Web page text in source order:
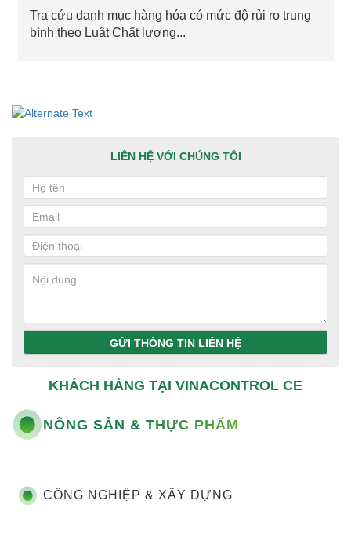
Tra cứu danh mục hàng hóa có mức độ rủi ro trung
bình theo Luật Chất lượng...
LIÊN HỆ VỚI CHÚNG TÔI
GỬI THÔNG TIN LIÊN HỆ
KHÁCH HÀNG TẠI VINACONTROL CE
NÔNG SẢN & THỰC PHẨM
CÔNG NGHIỆP & XÂY DỰNG